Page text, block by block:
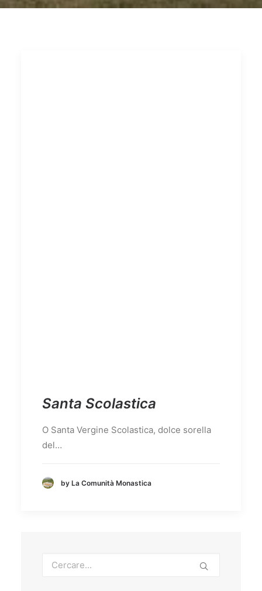
Santa Scolastica
O Santa Vergine Scolastica, dolce sorella
del…
by La Comunità Monastica